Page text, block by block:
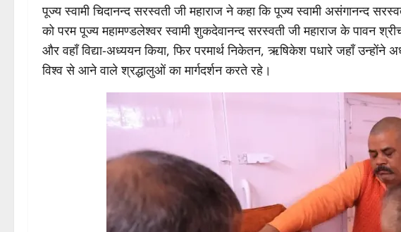
पूज्य स्वामी चिदानन्द सरस्वती जी महाराज ने कहा कि पूज्य स्वामी असंगानन्द
को परम पूज्य महामण्डलेश्वर स्वामी शुकदेवानन्द सरस्वती जी महाराज के पावन
और वहाँ विद्या-अध्ययन किया, फिर परमार्थ निकेतन, ऋषिकेश पधारे जहाँ उन्होंने
विश्व से आने वाले श्रद्धालुओं का मार्गदर्शन करते रहे।